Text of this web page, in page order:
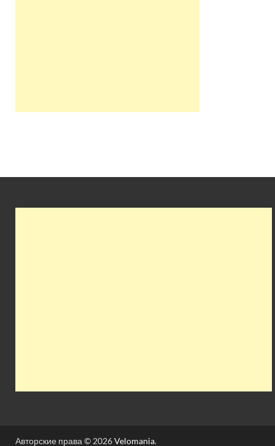
Авторские права © 2026Velomania.